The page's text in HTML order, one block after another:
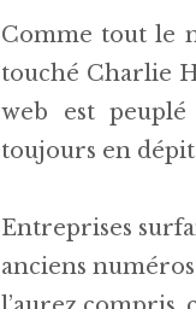
Comme tout le
touché Charlie
web est peuplé
toujours en dépit
Entreprises
anciens